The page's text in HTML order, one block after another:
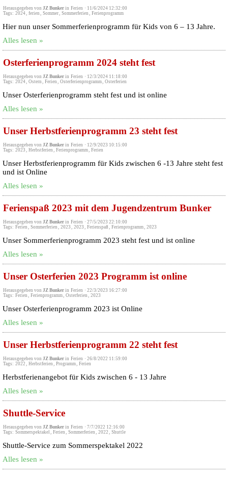
Herausgegeben von JZ Bunker in Ferien · 11/6/2024 12:32:00
Tags: 2024, ferien , Sommer, Sommerferien , Ferienprogramm
Hier nun unser Sommerferienprogramm für Kids von 6 – 13 Jahre.
Alles lesen »
Osterferienprogramm 2024 steht fest
Herausgegeben von JZ Bunker in Ferien · 12/3/2024 11:18:00
Tags: 2024, Ostern , Ferien , Osterferienprogramm, Osterferien
Unser Osterferienprogramm steht fest und ist online
Alles lesen »
Unser Herbstferienprogramm 23 steht fest
Herausgegeben von JZ Bunker in Ferien · 12/9/2023 10:15:00
Tags: 2023 , Herbstferien , Ferienprogramm, Ferien
Unser Herbstferienprogramm für Kids zwischen 6 -13 Jahre steht fest
und ist Online
Alles lesen »
Ferienspaß 2023 mit dem Jugendzentrum Bunker
Herausgegeben von JZ Bunker in Ferien · 27/5/2023 22:10:00
Tags: Ferien , Sommerferien , 2023 , 2023 , Ferienspaß , Ferienprogramm, 2023
Unser Sommerferienprogramm 2023 steht fest und ist online
Alles lesen »
Unser Osterferien 2023 Programm ist online
Herausgegeben von JZ Bunker in Ferien · 22/3/2023 16:27:00
Tags: Ferien , Ferienprogramm, Osterferien , 2023
Unser Osterferienprogramm 2023 ist Online
Alles lesen »
Unser Herbstferienprogramm 22 steht fest
Herausgegeben von JZ Bunker in Ferien · 26/8/2022 11:59:00
Tags: 2022 , Herbstferien , Programm, Ferien
Herbstferienangebot für Kids zwischen 6 - 13 Jahre
Alles lesen »
Shuttle-Service
Herausgegeben von JZ Bunker in Ferien · 7/7/2022 12:16:00
Tags: Sommerspektakel , Ferien , Sommerferien , 2022 , Shuttle
Shuttle-Service zum Sommerspektakel 2022
Alles lesen »